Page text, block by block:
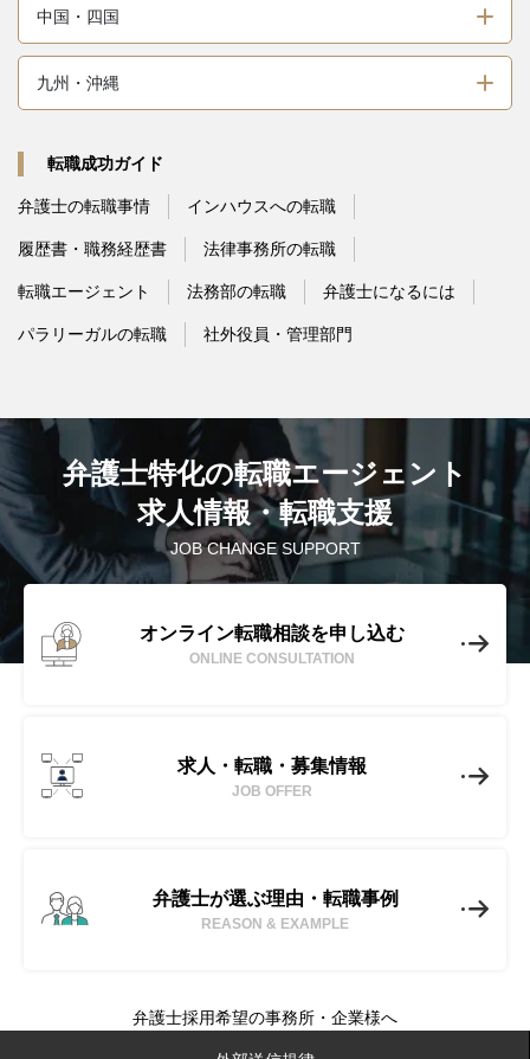
No-Limit(ノーリミット)とは
中国・四国
九州・沖縄
転職成功ガイド
弁護士の転職事情 インハウスへの転職
履歴書・職務経歴書 法律事務所の転職
転職エージェント 法務部の転職 弁護士になるには
パラリーガルの転職 社外役員・管理部門
JOB CHANGE SUPPORT
弁護士特化の転職エージェント
求人情報・転職支援
オンライン転職相談を申し込む
ONLINE CONSULTATION
求人・転職・募集情報
JOB OFFER
弁護士が選ぶ理由・転職事例
REASON & EXAMPLE
弁護士採用希望の事務所・企業様へ